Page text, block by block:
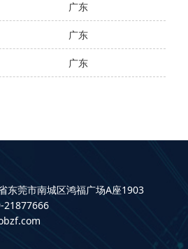
广东
广东
广东
东莞市南城区鸿福广场A座1903
21877666